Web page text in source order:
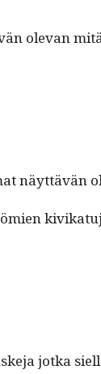
ole­van
näyt­tävän
jot­ka